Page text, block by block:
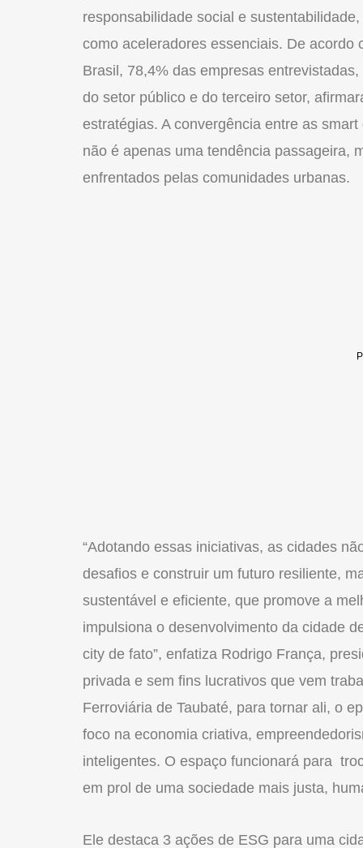
responsabilidade social e
como aceleradores essenciais. De
Brasil, 78,4% das empresas
do setor público e do terceiro setor,
estratégias. A convergência entre as
não é apenas uma tendência passageira,
enfrentados pelas comunidades urbanas.
“Adotando essas iniciativas, as cidades
desafios e construir um futuro resiliente,
sustentável e eficiente, que promove a
impulsiona o desenvolvimento da cidade
city de fato”, enfatiza Rodrigo França,
privada e sem fins lucrativos que vem
Ferroviária de Taubaté, para tornar ali, o
foco na economia criativa,
inteligentes. O espaço funcionará para
em prol de uma sociedade mais justa,
Ele destaca 3 ações de ESG para uma